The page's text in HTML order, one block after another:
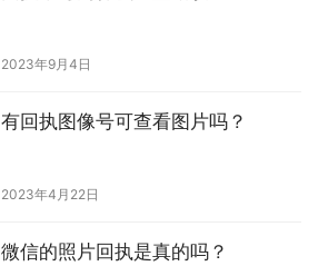
2023年9月4日
有回执图像号可查看图片吗？
2023年4月22日
微信的照片回执是真的吗？